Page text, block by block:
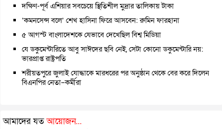
দক্ষিণ-পূর্ব এশিয়ার সবচেয়ে স্থিতিশীল মুদ্রার তালিকায় টাকা
‘কমনসেন্স বলে’ শেখ হাসিনা ফিরে আসবেন: রুমিন ফারহানা
৫ আগস্ট বাংলাদেশকে যেভাবে দেখেছিল বিশ্ব মিডিয়া
যে ডকুমেন্টারিতে আবু সাঈদের ছবি নেই, সেটা কোনো ডকুমেন্টারি নয়:
ভারপ্রাপ্ত রাষ্ট্রপতি
শরীয়তপুরে জুলাই যোদ্ধাকে মারধরের পর অনুষ্ঠান থেকে বের করে দিলেন
বিএনপির নেতা–কর্মীরা
আমাদের যতআয়োজন...